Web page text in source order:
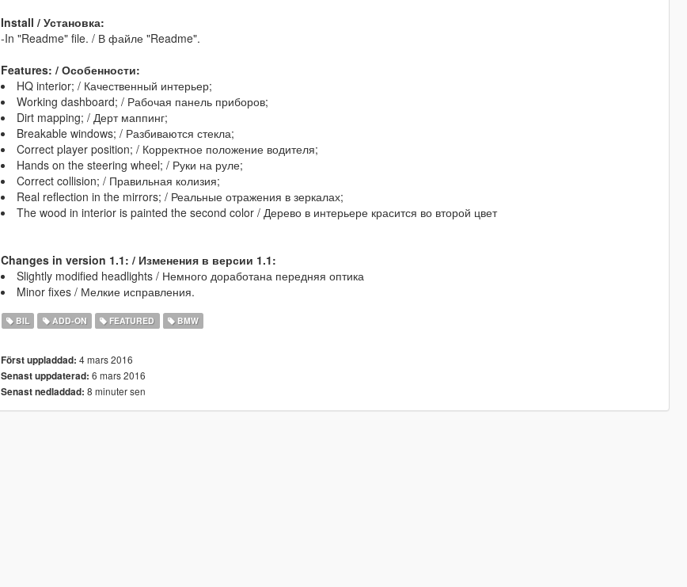
Install / Установка:
-In "Readme" file. / В файле "Readme".
Features: / Особенности:
HQ interior; / Качественный интерьер;
Working dashboard; / Рабочая панель приборов;
Dirt mapping; / Дерт маппинг;
Breakable windows; / Разбиваются стекла;
Correct player position; / Корректное положение водителя;
Hands on the steering wheel; / Руки на руле;
Correct collision; / Правильная колизия;
Real reflection in the mirrors; / Реальные отражения в зеркалах;
The wood in interior is painted the second color / Дерево в интерьере красится во второй цвет
Changes in version 1.1: / Изменения в версии 1.1:
Slightly modified headlights / Немного доработана передняя оптика
Minor fixes / Мелкие исправления.
BIL ADD-ON FEATURED BMW
Först uppladdad: 4 mars 2016
Senast uppdaterad: 6 mars 2016
Senast nedladdad: 8 minuter sen